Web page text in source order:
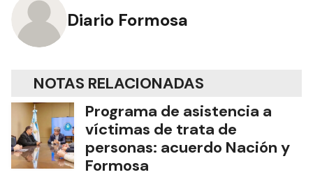
Diario Formosa
NOTAS RELACIONADAS
Programa de asistencia a
víctimas de trata de
personas: acuerdo Nación y
Formosa